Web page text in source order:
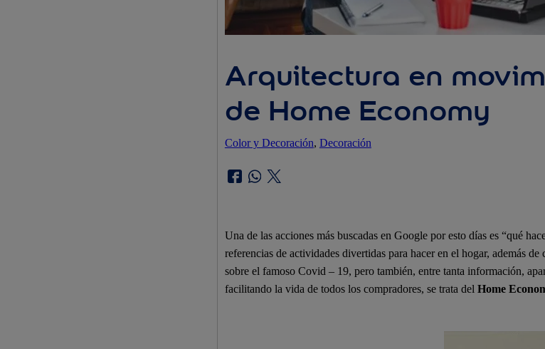
Arquitectura en
de Home Economy
Color y Decoración, Decoración
Una de las acciones más buscadas en Google por esto días es “qué
referencias de actividades divertidas para hacer en el hogar, además
sobre el famoso Covid – 19, pero también, entre tanta información,
facilitando la vida de todos los compradores, se trata del Home